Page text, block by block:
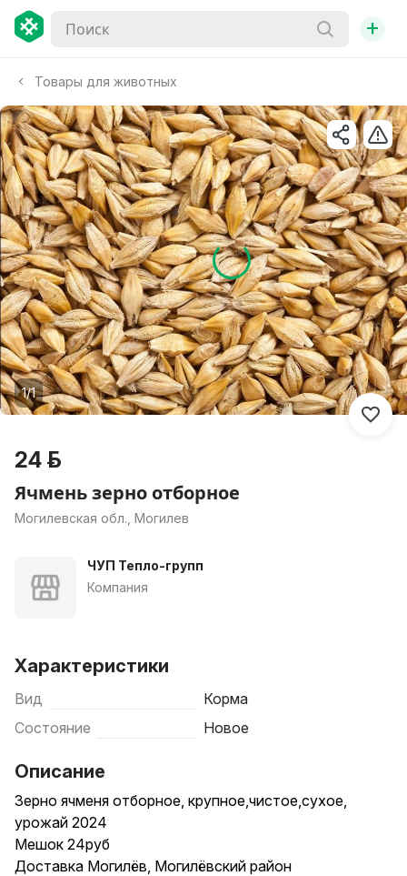
+
Товары для животных
1/1
24 р.
Ячмень зерно отборное
Могилевская обл., Могилев
ЧУП Тепло-групп
Компания
Характеристики
Вид
Корма
Состояние
Новое
Описание
Зерно ячменя отборное, крупное,чистое,сухое,
урожай 2024
Мешок 24руб
Доставка Могилёв, Могилёвский район